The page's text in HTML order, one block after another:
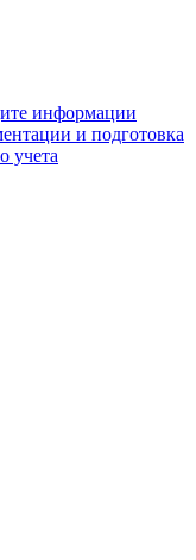
информации
и подготовка
учета